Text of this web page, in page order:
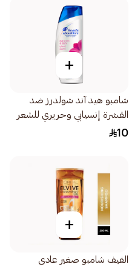
+
شامبو هيد آند شولدرز ضد
القشرة إنسيابي وحريري للشعر
الجاف والمتطاير190مل
10
+
الفيف شامبو صغير عادى